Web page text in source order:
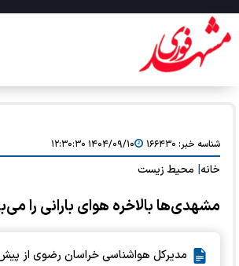
شناسه خبر: ۱۶۶۴۳۰ ۱۴۰۴/۰۹/۱۰ ۱۲:۳۰:۳۰
خانه محیط زیست
مشهدی‌ها بالاخره هوای بارانی را
مدیرکل هواشناسی خراسان رضوی از